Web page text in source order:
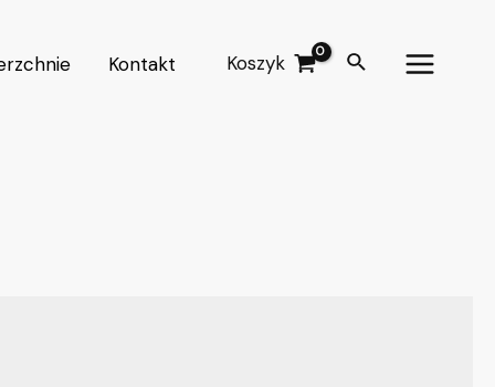
Kontakt Koszyk Search